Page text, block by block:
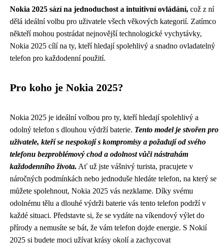
Nokia 2025 sází na jednoduchost a intuitivní ovládání, což z ní
dělá ideální volbu pro uživatele všech věkových kategorií. Zatímco
někteří mohou postrádat nejnovější technologické vychytávky,
Nokia 2025 cílí na ty, kteří hledají spolehlivý a snadno ovladatelný
telefon pro každodenní použití.
Pro koho je Nokia 2025?
Nokia 2025 je ideální volbou pro ty, kteří hledají spolehlivý a
odolný telefon s dlouhou výdrží baterie. Tento model je stvořen pro
uživatele, kteří se nespokojí s kompromisy a požadují od svého
telefonu bezproblémový chod a odolnost vůči nástrahám
každodenního života. Ať už jste vášnivý turista, pracujete v
náročných podmínkách nebo jednoduše hledáte telefon, na který se
můžete spolehnout, Nokia 2025 vás nezklame. Díky svému
odolnému tělu a dlouhé výdrži baterie vás tento telefon podrží v
každé situaci. Představte si, že se vydáte na víkendový výlet do
přírody a nemusíte se bát, že vám telefon dojde energie. S Nokií
2025 si budete moci užívat krásy okolí a zachycovat